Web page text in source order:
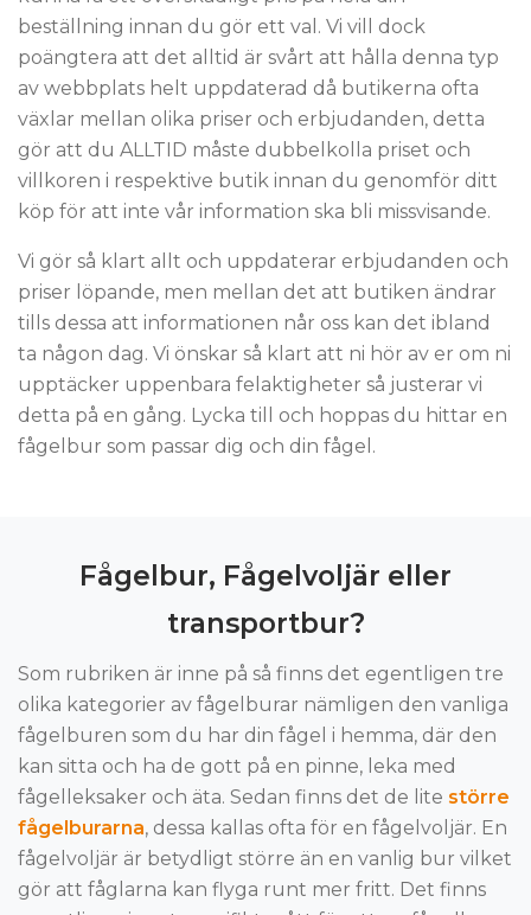
beställning innan du gör ett val. Vi vill dock
poängtera att det alltid är svårt att hålla denna typ
av webbplats helt uppdaterad då butikerna ofta
växlar mellan olika priser och erbjudanden, detta
gör att du ALLTID måste dubbelkolla priset och
villkoren i respektive butik innan du genomför ditt
köp för att inte vår information ska bli missvisande.
Vi gör så klart allt och uppdaterar erbjudanden och
priser löpande, men mellan det att butiken ändrar
tills dessa att informationen når oss kan det ibland
ta någon dag. Vi önskar så klart att ni hör av er om ni
upptäcker uppenbara felaktigheter så justerar vi
detta på en gång. Lycka till och hoppas du hittar en
fågelbur som passar dig och din fågel.
Fågelbur, Fågelvoljär eller
transportbur?
Som rubriken är inne på så finns det egentligen tre
olika kategorier av fågelburar nämligen den vanliga
fågelburen som du har din fågel i hemma, där den
kan sitta och ha de gott på en pinne, leka med
fågelleksaker och äta. Sedan finns det de lite större
fågelburarna, dessa kallas ofta för en fågelvoljär. En
fågelvoljär är betydligt större än en vanlig bur vilket
gör att fåglarna kan flyga runt mer fritt. Det finns